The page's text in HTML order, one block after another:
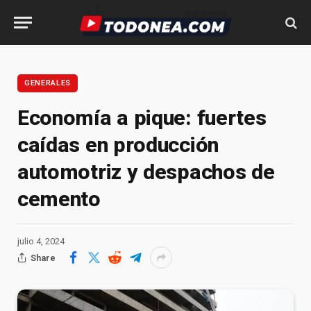
GENERALES
Economía a pique: fuertes
caídas en producción
automotriz y despachos de
cemento
julio 4, 2024
Share